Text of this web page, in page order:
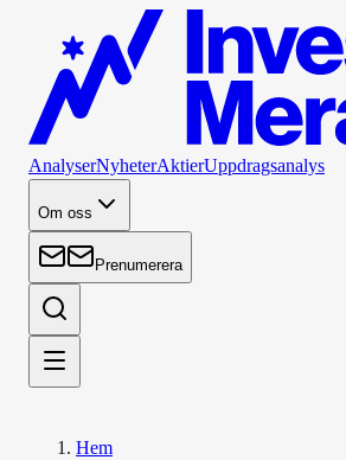
AnalyserNyheterAktierUppdragsanalys
Om oss
Prenumerera
Hem